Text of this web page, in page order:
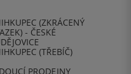
(ZKRÁCENÝ
- ČESKÉ
(TŘEBÍČ)
PRODEJNY